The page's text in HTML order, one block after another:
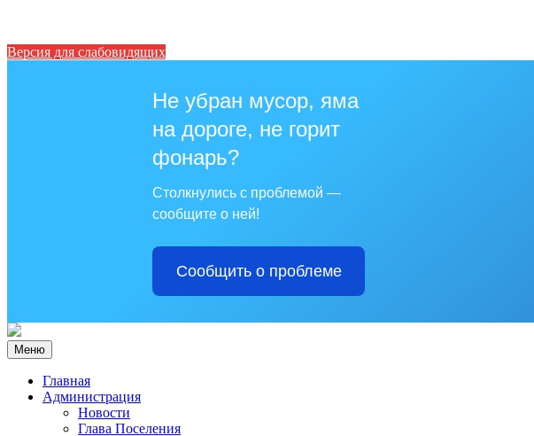
Версия для слабовидящих
Не убран мусор, яма
на дороге, не горит
фонарь?
Столкнулись с проблемой —
сообщите о ней!
Сообщить о проблеме
Меню
Главная
Администрация
Новости
Глава Поселения